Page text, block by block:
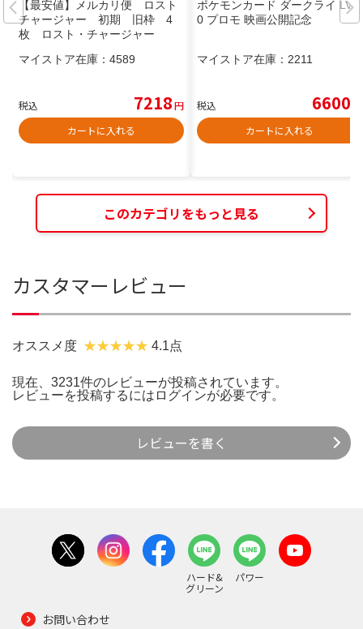
【最安値】メルカリ便 ロスト
チャージャー 初期 旧枠 4
枚 ロスト・チャージャー
マイストア在庫： 4589
税込 7218円
カートに入れる
ポケモンカード ダークライ LV.5
0 プロモ 映画公開記念
マイストア在庫： 2211
税込 6600
カートに入れる
このカテゴリをもっと見る
カスタマーレビュー
オススメ度 4.1点
現在、3231件のレビューが投稿されています。
レビューを投稿するには ログインが必要です。
レビューを書く
ハード&
グリーン
パワー
お問い合わせ